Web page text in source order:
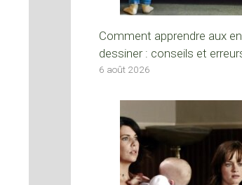
Comment apprendre aux
dessiner : conseils et
6 août 2026